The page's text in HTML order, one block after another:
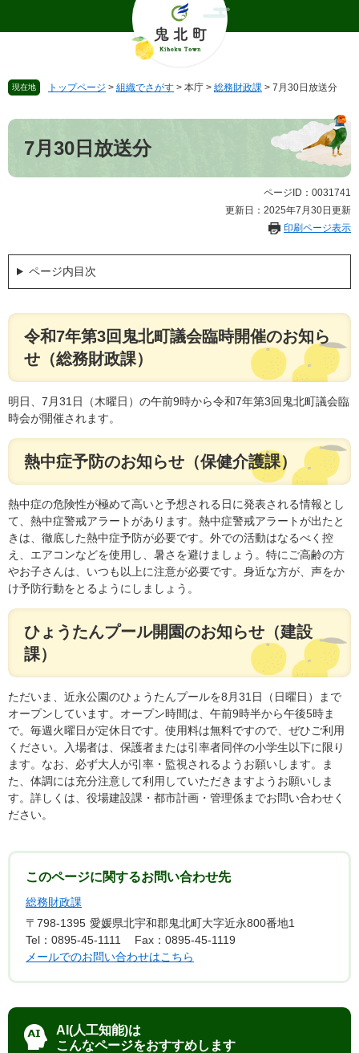
頭
す
飛
し
文
現在地 トップページ > 組織でさがす > 本庁 > 総務財政課 > 7月30日放送分
本
7月30日放送分
ページID：0031741
更新日：2025年7月30日更新
印刷ページ表示
ページ内目次
令和7年第3回鬼北町議会臨時開催のお知ら
せ（総務財政課）
明日、7月31日（木曜日）の午前9時から令和7年第3回鬼北町議会臨
時会が開催されます。
熱中症予防のお知らせ（保健介護課）
熱中症の危険性が極めて高いと予想される日に発表される情報とし
て、熱中症警戒アラートがあります。熱中症警戒アラートが出たと
きは、徹底した熱中症予防が必要です。外での活動はなるべく控
え、エアコンなどを使用し、暑さを避けましょう。特にご高齢の方
やお子さんは、いつも以上に注意が必要です。身近な方が、声をか
け予防行動をとるようにしましょう。
ひょうたんプール開園のお知らせ（建設
課）
ただいま、近永公園のひょうたんプールを8月31日（日曜日）まで
オープンしています。オープン時間は、午前9時半から午後5時ま
で。毎週火曜日が定休日です。使用料は無料ですので、ぜひご利用
ください。入場者は、保護者または引率者同伴の小学生以下に限り
ます。なお、必ず大人が引率・監視されるようお願いします。ま
た、体調には充分注意して利用していただきますようお願いしま
す。詳しくは、役場建設課・都市計画・管理係までお問い合わせく
ださい。
このページに関するお問い合わせ先
総務財政課
〒798-1395 愛媛県北宇和郡鬼北町大字近永800番地1
Tel：0895-45-1111
Fax：0895-45-1119
メールでのお問い合わせはこちら
AI(人工知能)は
こんなページをおすすめします